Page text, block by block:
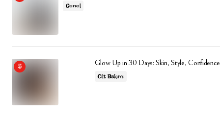
Genel
Glow Up in 30 Days: Skin, Style, Confidence
Cilt Bakımı